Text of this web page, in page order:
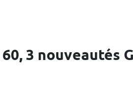
3 nouveautés